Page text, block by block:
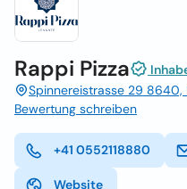
Rappi Pizza
Spinnereistrasse 29 8640,
Bewertung schreiben
+41 0552118880
Website